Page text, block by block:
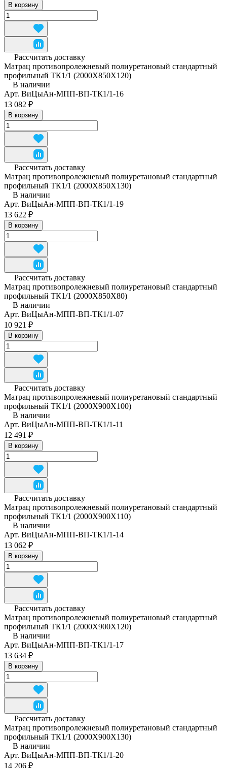
В корзину
Рассчитать доставку
Матрац противопролежневый полиуретановый стандартный
профильный ТК1/1 (2000Х850Х120)
В наличии
Арт. ВиЦыАн-МПП-ВП-ТК1/1-16
13 082 ₽
В корзину
Рассчитать доставку
Матрац противопролежневый полиуретановый стандартный
профильный ТК1/1 (2000Х850Х130)
В наличии
Арт. ВиЦыАн-МПП-ВП-ТК1/1-19
13 622 ₽
В корзину
Рассчитать доставку
Матрац противопролежневый полиуретановый стандартный
профильный ТК1/1 (2000Х850Х80)
В наличии
Арт. ВиЦыАн-МПП-ВП-ТК1/1-07
10 921 ₽
В корзину
Рассчитать доставку
Матрац противопролежневый полиуретановый стандартный
профильный ТК1/1 (2000Х900Х100)
В наличии
Арт. ВиЦыАн-МПП-ВП-ТК1/1-11
12 491 ₽
В корзину
Рассчитать доставку
Матрац противопролежневый полиуретановый стандартный
профильный ТК1/1 (2000Х900Х110)
В наличии
Арт. ВиЦыАн-МПП-ВП-ТК1/1-14
13 062 ₽
В корзину
Рассчитать доставку
Матрац противопролежневый полиуретановый стандартный
профильный ТК1/1 (2000Х900Х120)
В наличии
Арт. ВиЦыАн-МПП-ВП-ТК1/1-17
13 634 ₽
В корзину
Рассчитать доставку
Матрац противопролежневый полиуретановый стандартный
профильный ТК1/1 (2000Х900Х130)
В наличии
Арт. ВиЦыАн-МПП-ВП-ТК1/1-20
14 206 ₽